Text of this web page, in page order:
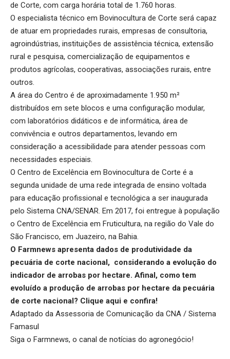
de Corte, com carga horária total de 1.760 horas.
O especialista técnico em Bovinocultura de Corte será capaz
de atuar em propriedades rurais, empresas de consultoria,
agroindústrias, instituições de assistência técnica, extensão
rural e pesquisa, comercialização de equipamentos e
produtos agrícolas, cooperativas, associações rurais, entre
outros.
A área do Centro é de aproximadamente 1.950 m²
distribuídos em sete blocos e uma configuração modular,
com laboratórios didáticos e de informática, área de
convivência e outros departamentos, levando em
consideração a acessibilidade para atender pessoas com
necessidades especiais.
O Centro de Excelência em Bovinocultura de Corte é a
segunda unidade de uma rede integrada de ensino voltada
para educação profissional e tecnológica a ser inaugurada
pelo Sistema CNA/SENAR. Em 2017, foi entregue à população
o Centro de Excelência em Fruticultura, na região do Vale do
São Francisco, em Juazeiro, na Bahia.
O Farmnews apresenta dados de produtividade da
pecuária de corte nacional, considerando a evolução do
indicador de arrobas por hectare. Afinal, como tem
evoluído a produção de arrobas por hectare da pecuária
de corte nacional? Clique aqui e confira!
Adaptado da Assessoria de Comunicação da CNA / Sistema
Famasul
Siga o Farmnews, o canal de notícias do agronegócio!